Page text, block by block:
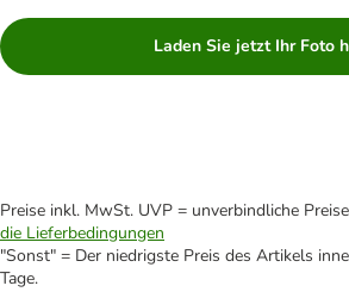
Laden Sie jetzt Ihr Foto
Preise inkl. MwSt. UVP = unverbindliche
die Lieferbedingungen
"Sonst" = Der niedrigste Preis des Artikels
Tage.